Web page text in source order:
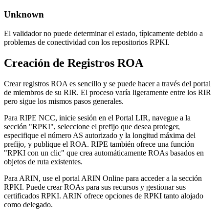
Unknown
El validador no puede determinar el estado, típicamente debido a
problemas de conectividad con los repositorios RPKI.
Creación de Registros ROA
Crear registros ROA es sencillo y se puede hacer a través del portal
de miembros de su RIR. El proceso varía ligeramente entre los RIR
pero sigue los mismos pasos generales.
Para RIPE NCC, inicie sesión en el Portal LIR, navegue a la
sección "RPKI", seleccione el prefijo que desea proteger,
especifique el número AS autorizado y la longitud máxima del
prefijo, y publique el ROA. RIPE también ofrece una función
"RPKI con un clic" que crea automáticamente ROAs basados en
objetos de ruta existentes.
Para ARIN, use el portal ARIN Online para acceder a la sección
RPKI. Puede crear ROAs para sus recursos y gestionar sus
certificados RPKI. ARIN ofrece opciones de RPKI tanto alojado
como delegado.